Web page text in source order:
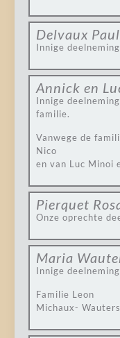
Delvaux
Innige deelneming
Annick en
Innige
familie.
Vanwege de
Nico
en van Luc Minoi
Pierquet
Onze oprechte
Maria
Innige deelneming
Familie Leon
Michaux- Wauters